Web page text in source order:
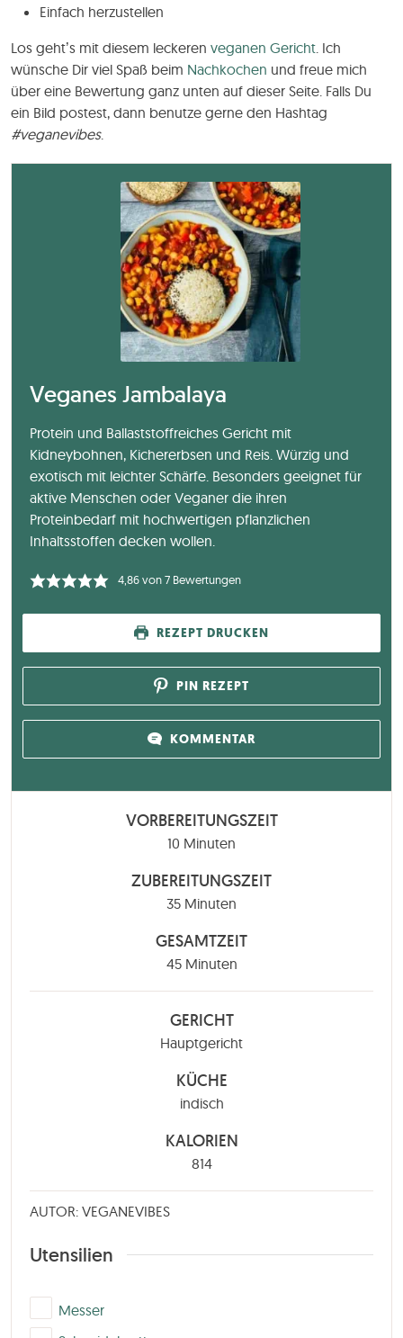
Einfach herzustellen
Los geht’s mit diesem leckeren veganen Gericht . Ich
wünsche Dir viel Spaß beim Nachkochen und freue mich
über eine Bewertung ganz unten auf dieser Seite. Falls Du
ein Bild postest, dann benutze gerne den Hashtag
#veganevibes.
Veganes Jambalaya
Protein und Ballaststoffreiches Gericht mit
Kidneybohnen, Kichererbsen und Reis. Würzig und
exotisch mit leichter Schärfe. Besonders geeignet für
aktive Menschen oder Veganer die ihren
Proteinbedarf mit hochwertigen pflanzlichen
Inhaltsstoffen decken wollen.
4,86von7Bewertungen
REZEPT DRUCKEN
PIN REZEPT
KOMMENTAR
VORBEREITUNGSZEIT
10 Minuten
Minuten
ZUBEREITUNGSZEIT
35Minuten
Minuten
GESAMTZEIT
45Minuten
Minuten
GERICHT
Hauptgericht
KÜCHE
indisch
KALORIEN
814
AUTOR: VEGANEVIBES
Utensilien
▢Messer